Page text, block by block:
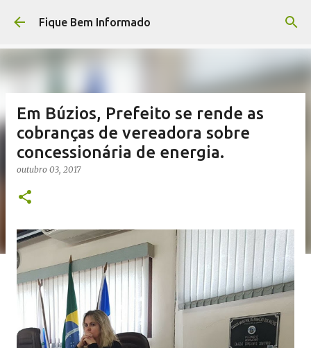
Pular para o conteúdo principal
Fique Bem Informado
Em Búzios, Prefeito se rende as
cobranças de vereadora sobre
concessionária de energia.
outubro 03, 2017